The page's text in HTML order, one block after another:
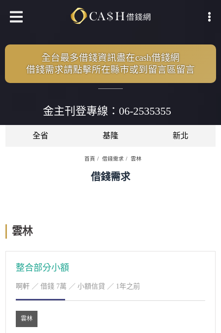
全台最多借錢資訊盡在cash借錢網
借錢需求請點擊所在縣市或到留言區留言
金主刊登專線：06-2535355
首頁 借錢需求 雲林
全省 基隆 新北
雲林
整合部分小額
啊軒 ／ 借錢 7萬 ／ 小額信貸 ／ 1年之前
雲林
借錢需求